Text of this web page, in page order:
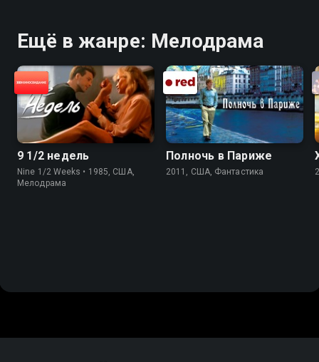
Ещё в жанре: Мелодрама
9 1/2 недель
Nine 1/2 Weeks • 1985, США,
Мелодрама
Полночь в Париже
2011, США, Фантастика